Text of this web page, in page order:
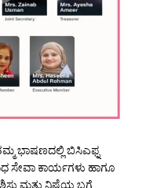
ಭಾಷಣದಲ್ಲಿ ಬಿಸಿಎಫ್ನ
ಸೇವಾ ಕಾರ್ಯಗಳು ಹಾಗೂ
ಮತ್ತು ನಿಷ್ಠೆಯ ಬಗ್ಗೆ